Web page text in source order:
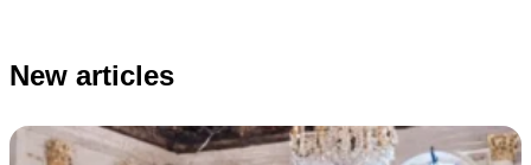
New articles